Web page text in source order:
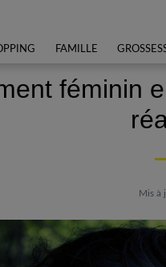
FAMILLE
féminin
Mis à